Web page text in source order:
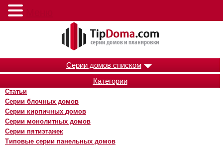
Серии домов списком
Категории
Статьи
Серии блочных домов
Серии кирпичных домов
Серии монолитных домов
Серии пятиэтажек
Типовые серии панельных домов